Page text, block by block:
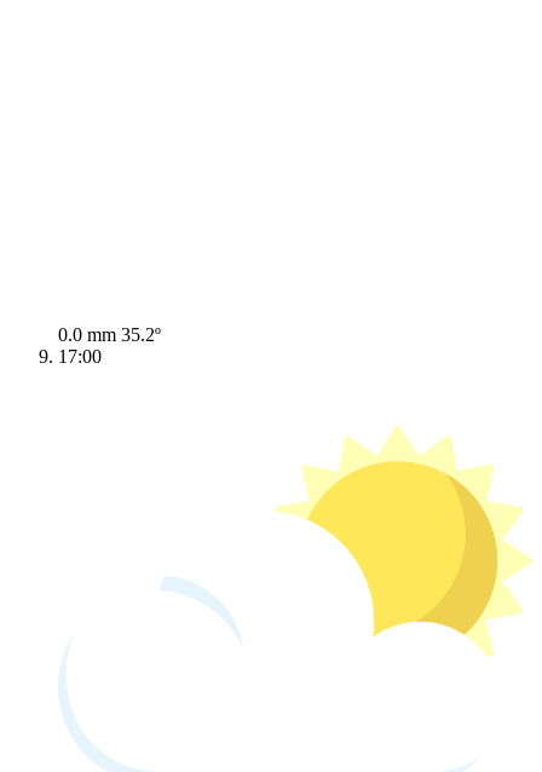
0.0 mm 35.2º
17:00